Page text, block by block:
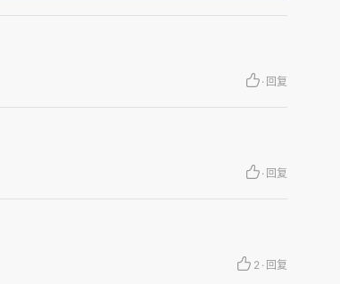
家过年。但由于“年”近了，今天的“年
因为过去只有过年时才吃些好的，而
时候家里长辈提前准备过年吃食的情
· 回复
· 回复
2 · 回复